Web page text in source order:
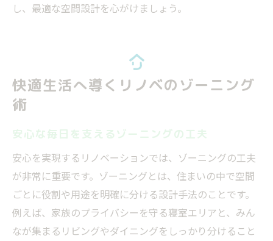
し、最適な空間設計を心がけましょう。
快適生活へ導くリノベのゾーニング
術
安心な毎日を支えるゾーニングの工夫
安心を実現するリノベーションでは、ゾーニングの工夫
が非常に重要です。ゾーニングとは、住まいの中で空間
ごとに役割や用途を明確に分ける設計手法のことです。
例えば、家族のプライバシーを守る寝室エリアと、みん
なが集まるリビングやダイニングをしっかり分けること